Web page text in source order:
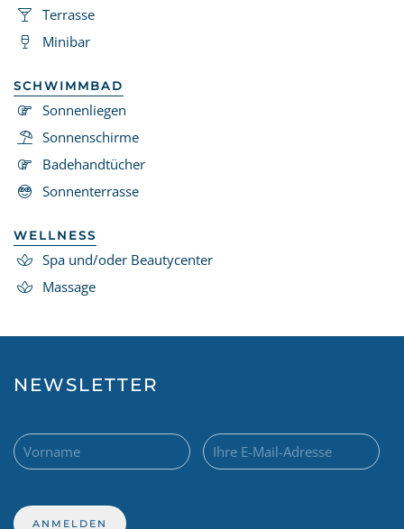
Terrasse
Minibar
SCHWIMMBAD
Sonnenliegen
Sonnenschirme
Badehandtücher
Sonnenterrasse
WELLNESS
Spa und/oder Beautycenter
Massage
NEWSLETTER